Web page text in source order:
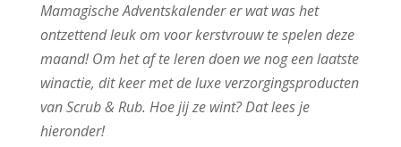
Mamagische Adventskalender er wat was het
ontzettend leuk om voor kerstvrouw te spelen deze
maand! Om het af te leren doen we nog een laatste
winactie, dit keer met de luxe verzorgingsproducten
van Scrub & Rub. Hoe jij ze wint? Dat lees je
hieronder!